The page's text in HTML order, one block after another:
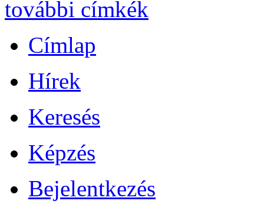
további címkék
Címlap
Hírek
Keresés
Képzés
Bejelentkezés